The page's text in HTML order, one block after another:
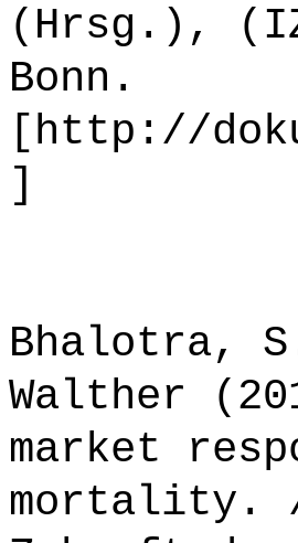
(Hrsg.),
Bonn.
[http://
]
Bhalotra,
Walther
market
mortality.